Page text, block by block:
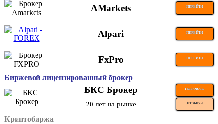
AMarkets ПЕРЕЙТИ
Alpari ПЕРЕЙТИ
FxPro ПЕРЕЙТИ
Биржевой лицензированный брокер
БКС Брокер ТОРГОВАТЬ
20 лет на рынке ОТЗЫВЫ
Криптобиржа